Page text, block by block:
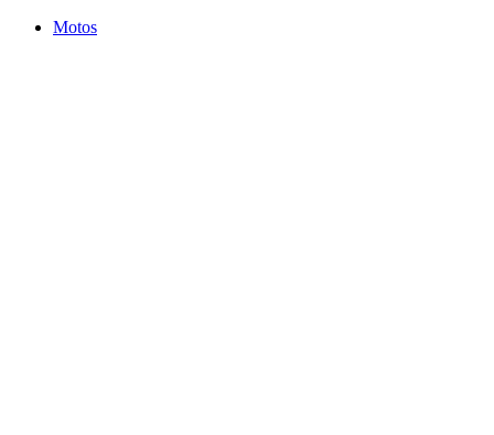
Motos